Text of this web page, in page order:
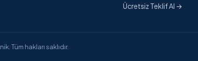
Ücretsiz Teklif Al →
Tüm hakları saklıdır.